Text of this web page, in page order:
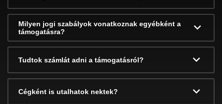
Milyen jogi szabályok vonatkoznak egyébként a
támogatásra?
Tudtok számlát adni a támogatásról?
Cégként is utalhatok nektek?